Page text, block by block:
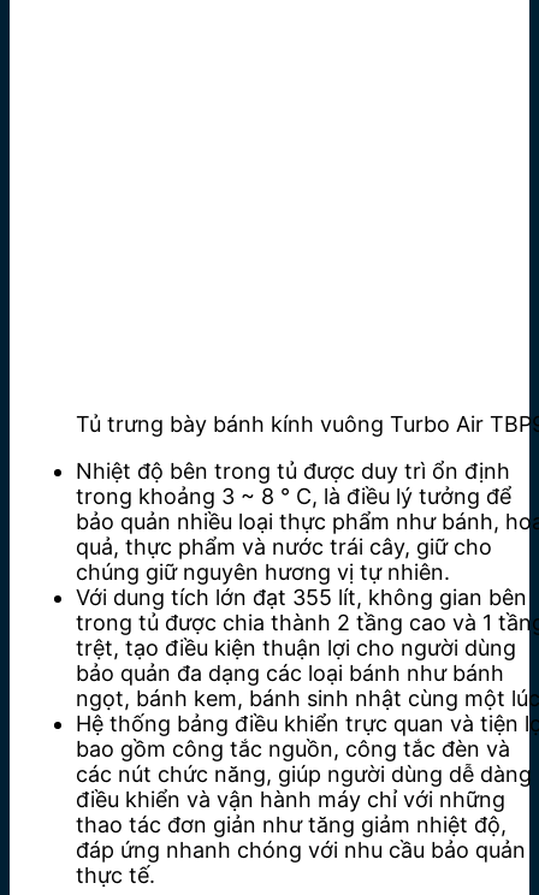
Tủ trưng bày bánh kính vuông Turbo Air
Nhiệt độ bên trong tủ được duy trì ổn định
trong khoảng 3 ~ 8 ° C, là điều lý tưởng để
bảo quản nhiều loại thực phẩm như bánh,
quả, thực phẩm và nước trái cây, giữ cho
chúng giữ nguyên hương vị tự nhiên.
Với dung tích lớn đạt 355 lít, không gian bên
trong tủ được chia thành 2 tầng cao và 1
trệt, tạo điều kiện thuận lợi cho người dùng
bảo quản đa dạng các loại bánh như bánh
ngọt, bánh kem, bánh sinh nhật cùng một
Hệ thống bảng điều khiển trực quan và tiện
bao gồm công tắc nguồn, công tắc đèn và
các nút chức năng, giúp người dùng dễ dàng
điều khiển và vận hành máy chỉ với những
thao tác đơn giản như tăng giảm nhiệt độ,
đáp ứng nhanh chóng với nhu cầu bảo quản
thực tế.